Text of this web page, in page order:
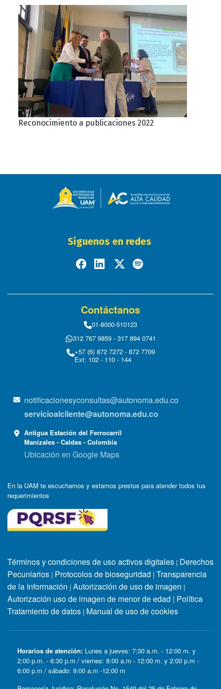
Reconocimiento a publicaciones 2022
Síguenos en redes
Contáctanos
01-8000-510123
312 767 9859 - 317 894 0741
+57 (6) 872 7272 - 872 7709
Ext: 102 - 110 - 144
notificacionesyconsultas@autonoma.edu.co
servicioalcliente@autonoma.edu.co
Antigua Estación del Ferrocarril
Manizales - Caldas - Colombia
Ubicación en Google Maps
En la UAM te escuchamos y estamos prestos para atender todos tus
requerimientos
Términos y condiciones de uso activos digitales | Derechos
Pecuniarios | Protocolos de bioseguridad | Transparencia
de la Información | Autorización de uso de imagen |
Autorización uso de imagen de menor de edad | Política
Tratamiento de datos | Manual de uso de cookies
Horarios de atención: Lunes a jueves: 7:30 a.m. - 12:00 m. y
2:00 p.m. - 6:30 p.m / viernes: 8:00 a.m - 12:00 m. y 2:00 p.m -
6:00 p.m / sábado: 9:00 a.m -12:00 m